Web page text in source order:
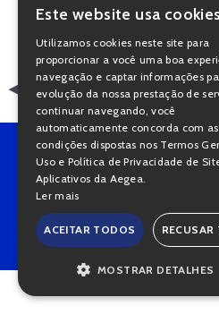
voltar
Copyright © 2022 • Todos
Este website usa cookies
Utilizamos cookies neste site para
proporcionar a você uma boa
navegação e captar informações
evolução da nossa prestação de
continuar navegando, você
automaticamente concorda com as
condições dispostas nos Termos
Uso e Política de Privacidade de
Aplicativos da Aegea.
Ler mais
ACEITAR TODOS RECUSAR
MOSTRAR DETALHES